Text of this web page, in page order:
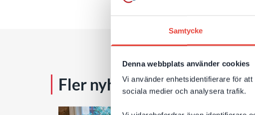
Samtycke
Denna webbplats använder cookies
Vi använder enhetsidentifierare för
sociala medier och analysera trafik.
Fler nyheter & tips